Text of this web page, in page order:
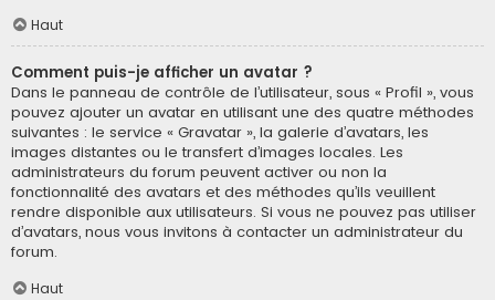
Haut
Comment puis-je afficher un avatar ?
Dans le panneau de contrôle de l’utilisateur, sous « Profil », vous
pouvez ajouter un avatar en utilisant une des quatre méthodes
suivantes : le service « Gravatar », la galerie d’avatars, les
images distantes ou le transfert d’images locales. Les
administrateurs du forum peuvent activer ou non la
fonctionnalité des avatars et des méthodes qu’ils veuillent
rendre disponible aux utilisateurs. Si vous ne pouvez pas utiliser
d’avatars, nous vous invitons à contacter un administrateur du
forum.
Haut